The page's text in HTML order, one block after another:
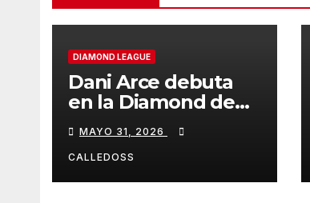
DIAMOND LEAGUE
Dani Arce debuta
en la Diamond de
Rabat
MAYO 31, 2026
CALLEDOSS